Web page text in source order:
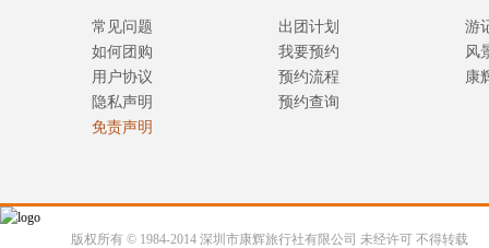
常见问题
如何团购
用户协议
隐私声明
免责声明
出团计划
我要预约
预约流程
预约查询
游
风
康
版权所有 © 1984-2014 深圳市康辉旅行社有限公司 未经许可 不得转载